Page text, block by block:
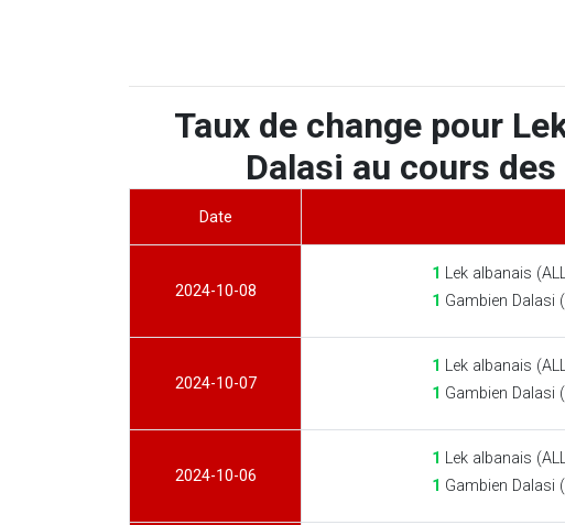
Taux de change pour
Dalasi au cours
Date
2024-10-08
1 Lek albanais
1 Gambien Dalasi
2024-10-07
1 Lek albanais
1 Gambien Dalasi
2024-10-06
1 Lek albanais
1 Gambien Dalasi